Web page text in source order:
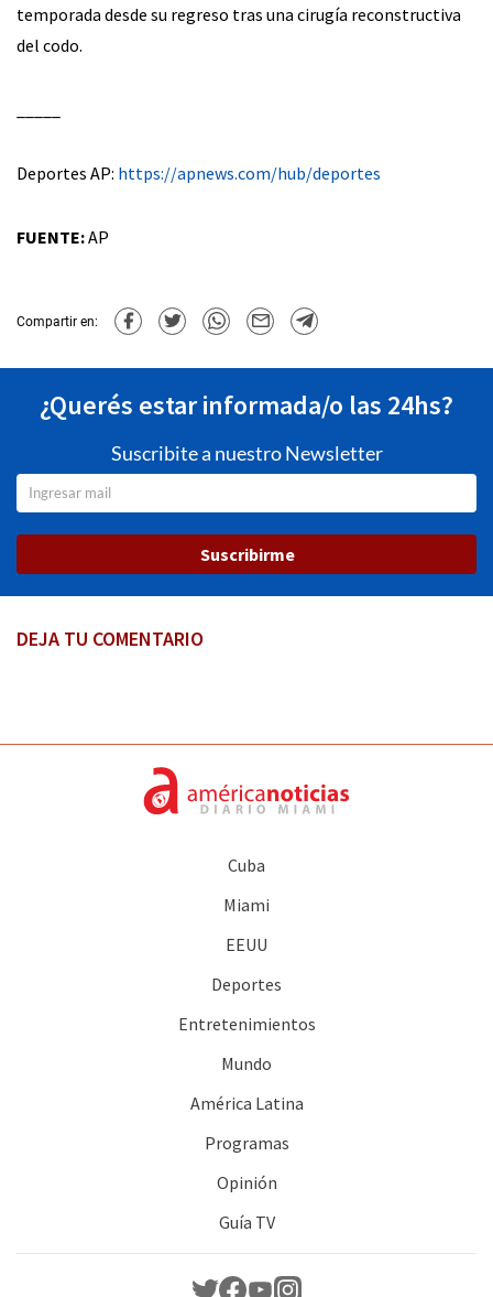
temporada desde su regreso tras una cirugía reconstructiva
del codo.
Deportes AP: https://apnews.com/hub/deportes
FUENTE:AP
Compartir en:
¿Querés estar informada/o las 24hs?
Suscribite a nuestro Newsletter
Suscribirme
DEJA TU COMENTARIO
Cuba
Miami
EEUU
Deportes
Entretenimientos
Mundo
América Latina
Programas
Opinión
Guía TV